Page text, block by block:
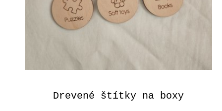
Drevené štítky na boxy